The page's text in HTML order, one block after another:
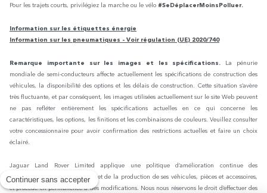
Continuer sans accepter
Pour les trajets courts, privilégiez la marche ou le vélo #SeDéplacerMoinsPolluer.
Information sur les étiquettes énergie
Information sur les pneumatiques - Voir régulation (UE) 2020/740
Remarque importante sur les images et les spécifications. La pénurie
mondiale de semi-conducteurs affecte actuellement les spécifications de construction des
véhicules, la disponibilité des options et les délais de construction. Cette situation s’avère
très fluctuante, et par conséquent, les images utilisées actuellement sur le site Web peuvent
ne pas refléter entièrement les spécifications actuelles en ce qui concerne les
caractéristiques, les options, les finitions et les combinaisons de couleurs. Veuillez consulter
votre concessionnaire pour avoir confirmation des restrictions actuelles et faire un choix
éclairé.
Jaguar Land Rover Limited applique une politique d’amélioration continue des
spécifications, de la conception et de la production de ses véhicules, pièces et accessoires,
et procède en permanence à des modifications. Nous nous réservons le droit d’effectuer des